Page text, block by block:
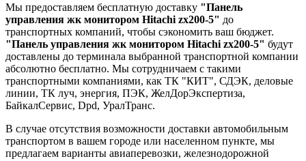
Мы предоставляем бесплатную доставку "Панель
управления жк монитором Hitachi zx200-5" до
транспортных компаний, чтобы сэкономить ваш бюджет.
"Панель управления жк монитором Hitachi zx200-5" будут
доставлены до терминала выбранной транспортной компании
абсолютно бесплатно. Мы сотрудничаем с такими
транспортными компаниями, как ТК "КИТ", СДЭК, деловые
линии, ТК луч, энергия, ПЭК, ЖелДорЭкспертиза,
БайкалСервис, Dpd, УралТранс.
В случае отсутствия возможности доставки автомобильным
транспортом в вашем городе или населенном пункте, мы
предлагаем варианты авиаперевозки, железнодорожной